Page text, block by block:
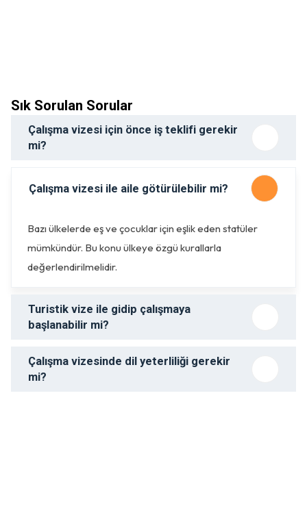
Sık Sorulan Sorular
Çalışma vizesi için önce iş teklifi gerekir
mi?
Çalışma vizesi ile aile götürülebilir mi?
Bazı ülkelerde eş ve çocuklar için eşlik eden statüler
mümkündür. Bu konu ülkeye özgü kurallarla
değerlendirilmelidir.
Turistik vize ile gidip çalışmaya
başlanabilir mi?
Çalışma vizesinde dil yeterliliği gerekir
mi?